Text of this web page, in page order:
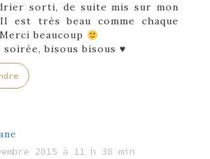
sorti, de suite mis sur mon
est très beau comme chaque
beaucoup
soirée, bisous bisous ♥
2015 à 11 h 38 min